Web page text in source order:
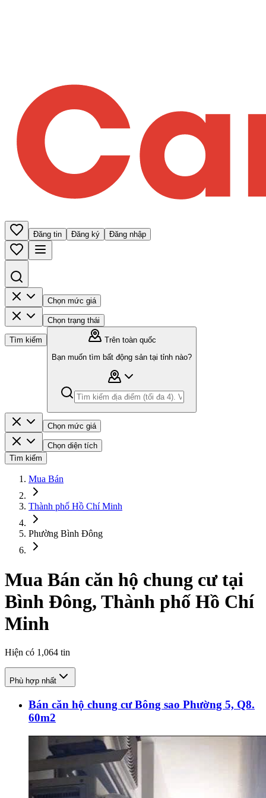
Đăng tin Đăng ký Đăng nhập
Chọn mức giá
Chọn trạng thái
Tìm kiếm
Trên toàn quốc
Bạn muốn tìm bất động sản tại tỉnh nào?
Chọn mức giá
Chọn diện tích
Tìm kiếm
Mua Bán
Thành phố Hồ Chí Minh
Phường Bình Đông
Mua Bán căn hộ chung cư tại
Bình Đông, Thành phố Hồ Chí
Minh
Hiện có 1,064 tin
Phù hợp nhất
Bán căn hộ chung cư Bông sao Phường 5, Q8.
60m2